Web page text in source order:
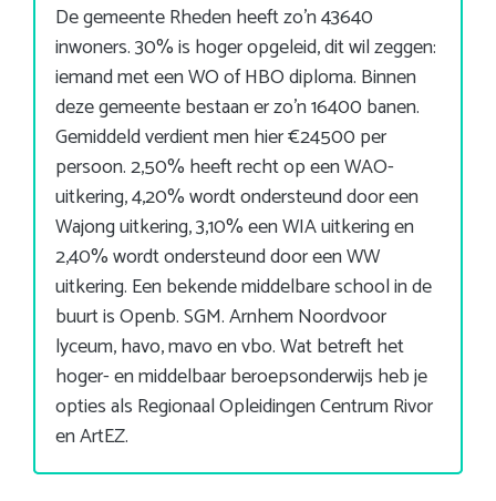
De gemeente Rheden heeft zo’n 43640
inwoners. 30% is hoger opgeleid, dit wil zeggen:
iemand met een WO of HBO diploma. Binnen
deze gemeente bestaan er zo’n 16400 banen.
Gemiddeld verdient men hier €24500 per
persoon. 2,50% heeft recht op een WAO-
uitkering, 4,20% wordt ondersteund door een
Wajong uitkering, 3,10% een WIA uitkering en
2,40% wordt ondersteund door een WW
uitkering. Een bekende middelbare school in de
buurt is Openb. SGM. Arnhem Noordvoor
lyceum, havo, mavo en vbo. Wat betreft het
hoger- en middelbaar beroepsonderwijs heb je
opties als Regionaal Opleidingen Centrum Rivor
en ArtEZ.